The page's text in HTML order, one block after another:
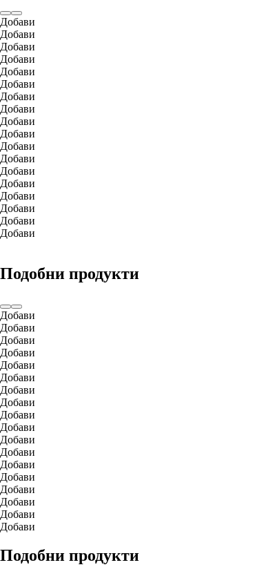
Добави
Добави
Добави
Добави
Добави
Добави
Добави
Добави
Добави
Добави
Добави
Добави
Добави
Добави
Добави
Добави
Добави
Добави
Подобни продукти
Добави
Добави
Добави
Добави
Добави
Добави
Добави
Добави
Добави
Добави
Добави
Добави
Добави
Добави
Добави
Добави
Добави
Добави
Подобни продукти